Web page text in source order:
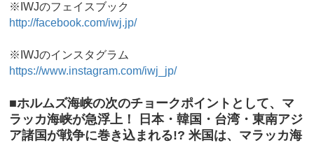
※IWJのフェイスブック
http://facebook.com/iwj.jp/
※IWJのインスタグラム
https://www.instagram.com/iwj_jp/
■ホルムズ海峡の次のチョークポイントとして、マ
ラッカ海峡が急浮上！ 日本・韓国・台湾・東南アジ
ア諸国が戦争に巻き込まれる!? 米国は、マラッカ海